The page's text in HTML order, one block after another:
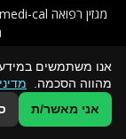
אנו משתמשים
מהווה הסכמה.
אני מאשר/ת